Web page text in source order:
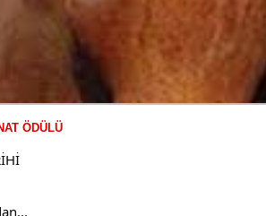
ÖDÜLÜ